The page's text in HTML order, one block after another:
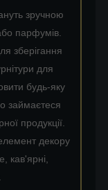
зручною
парфумів.
зберігання
для
будь-яку
займаєтеся
продукції.
декору
кав'ярні,